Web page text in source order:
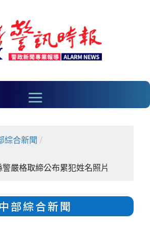
綜合新聞 /
嚴格取締公布累犯姓名照片
中部綜合新聞